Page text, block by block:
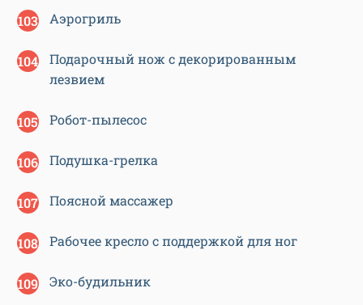
Аэрогриль
Подарочный нож с декорированным
лезвием
Робот-пылесос
Подушка-грелка
Поясной массажер
Рабочее кресло с поддержкой для ног
Эко-будильник